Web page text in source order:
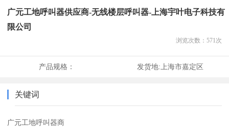
广元工地呼叫器供应商-无线楼层呼叫器-上海宇叶电子科技有
限公司
浏览次数： 571 次
产品规格： 发货地:上海市嘉定区
关键词
广元工地呼叫器商